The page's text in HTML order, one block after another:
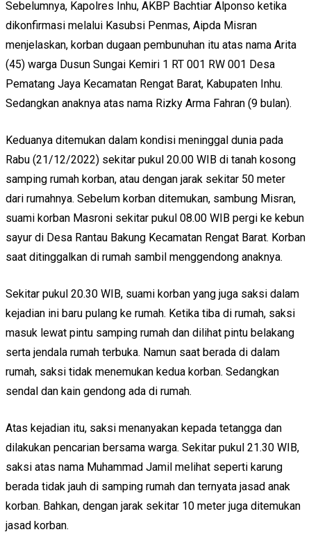
Sebelumnya, Kapolres Inhu, AKBP Bachtiar Alponso ketika
dikonfirmasi melalui Kasubsi Penmas, Aipda Misran
menjelaskan, korban dugaan pembunuhan itu atas nama Arita
(45) warga Dusun Sungai Kemiri 1 RT 001 RW 001 Desa
Pematang Jaya Kecamatan Rengat Barat, Kabupaten Inhu.
Sedangkan anaknya atas nama Rizky Arma Fahran (9 bulan).
Keduanya ditemukan dalam kondisi meninggal dunia pada
Rabu (21/12/2022) sekitar pukul 20.00 WIB di tanah kosong
samping rumah korban, atau dengan jarak sekitar 50 meter
dari rumahnya. Sebelum korban ditemukan, sambung Misran,
suami korban Masroni sekitar pukul 08.00 WIB pergi ke kebun
sayur di Desa Rantau Bakung Kecamatan Rengat Barat. Korban
saat ditinggalkan di rumah sambil menggendong anaknya.
Sekitar pukul 20.30 WIB, suami korban yang juga saksi dalam
kejadian ini baru pulang ke rumah. Ketika tiba di rumah, saksi
masuk lewat pintu samping rumah dan dilihat pintu belakang
serta jendala rumah terbuka. Namun saat berada di dalam
rumah, saksi tidak menemukan kedua korban. Sedangkan
sendal dan kain gendong ada di rumah.
Atas kejadian itu, saksi menanyakan kepada tetangga dan
dilakukan pencarian bersama warga. Sekitar pukul 21.30 WIB,
saksi atas nama Muhammad Jamil melihat seperti karung
berada tidak jauh di samping rumah dan ternyata jasad anak
korban. Bahkan, dengan jarak sekitar 10 meter juga ditemukan
jasad korban.